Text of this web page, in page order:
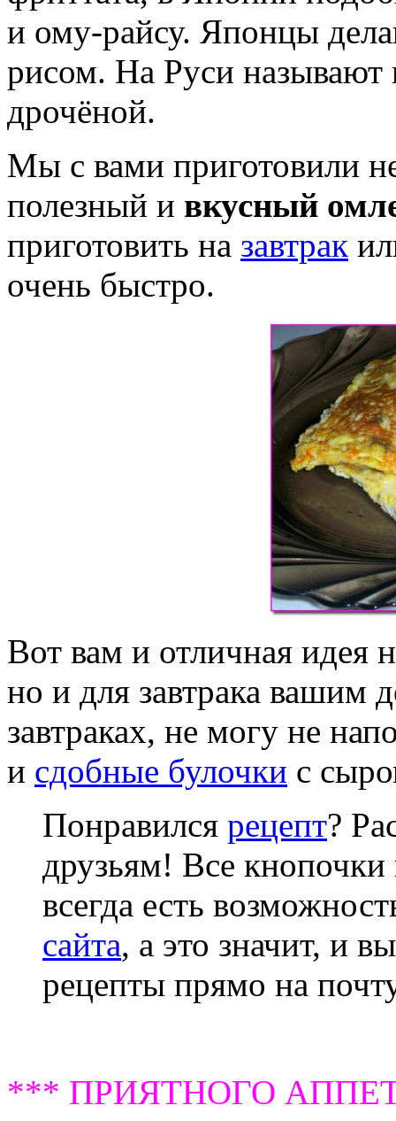
и ому-райсу. Японцы
рисом. На Руси называют
дрочёной.
Мы с вами приготовили
полезный и вкусный
приготовить на завтрак
очень быстро.
Вот вам и отличная идея
но и для завтрака вашим
завтраках, не могу не
и сдобные булочки с
Понравился рецепт?
друзьям! Все кнопочки
всегда есть
сайта, а это значит, и
рецепты прямо на
*** ПРИЯТНОГО